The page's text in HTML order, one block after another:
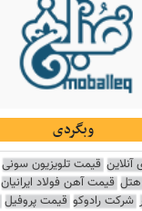
وبگردی
آنلاین قیمت تلویزیون سونی
قیمت آهن فولاد ایرانیان
شرکت رادوکو قیمت پروفیل